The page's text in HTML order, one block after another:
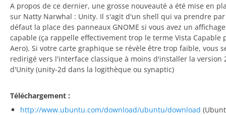
A propos de ce dernier, une grosse nouveauté a été mise en
sur Natty Narwhal : Unity. Il s'agit d'un shell qui va prendre par
défaut la place des panneaux GNOME si vous avez un
capable (ça rappelle effectivement trop le terme Vista Capable
Aero). Si votre carte graphique se révèle être trop faible, vous
redirigé vers l'interface classique à moins d'installer la version
d'Unity (unity-2d dans la logithèque ou synaptic)
Téléchargement :
http://www.ubuntu.com/download/ubuntu/download